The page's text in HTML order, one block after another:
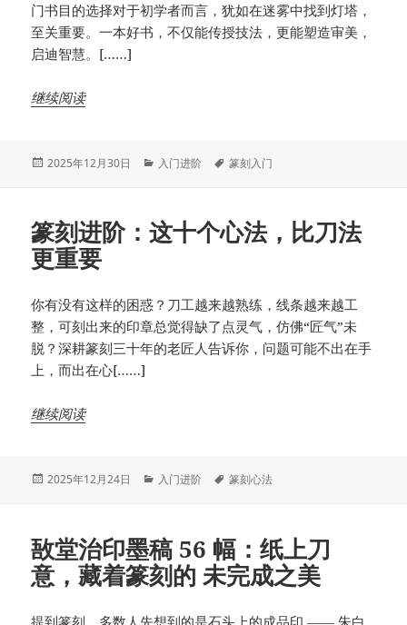
门书目的选择对于初学者而言，犹如在迷雾中找到灯塔，
至关重要。一本好书，不仅能传授技法，更能塑造审美，
启迪智慧。[……]
继续阅读
发
2025年12月30日
分
入门进阶
标
篆刻入门
篆刻进阶：这十个心法，比刀法
更重要
你有没有这样的困惑？刀工越来越熟练，线条越来越工
整，可刻出来的印章总觉得缺了点灵气，仿佛“匠气”未
脱？深耕篆刻三十年的老匠人告诉你，问题可能不出在手
上，而出在心[……]
继续阅读
发
2025年12月24日
分
入门进阶
标
篆刻心法
敔堂治印墨稿 56 幅：纸上刀
意，藏着篆刻的 未完成之美
提到篆刻，多数人先想到的是石头上的成品印 —— 朱白